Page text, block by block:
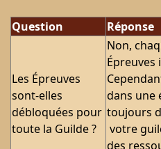
Question Réponse
Les Épreuves
sont-elles
débloquées pour
toute la Guilde ?
Non,
Épreuves
dans une
toujours
votre
des